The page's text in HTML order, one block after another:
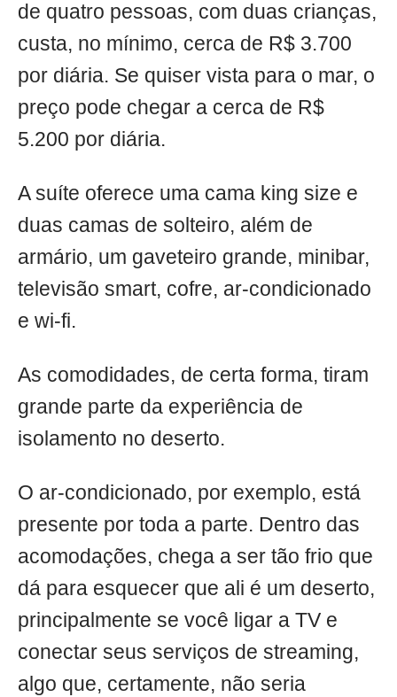
de quatro pessoas, com duas crianças,
custa, no mínimo, cerca de R$ 3.700
por diária. Se quiser vista para o mar, o
preço pode chegar a cerca de R$
5.200 por diária.
A suíte oferece uma cama king size e
duas camas de solteiro, além de
armário, um gaveteiro grande, minibar,
televisão smart, cofre, ar-condicionado
e wi-fi.
As comodidades, de certa forma, tiram
grande parte da experiência de
isolamento no deserto.
O ar-condicionado, por exemplo, está
presente por toda a parte. Dentro das
acomodações, chega a ser tão frio que
dá para esquecer que ali é um deserto,
principalmente se você ligar a TV e
conectar seus serviços de streaming,
algo que, certamente, não seria